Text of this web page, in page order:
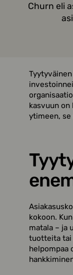
Churn eli
kasvuun
ytimeen, se
kokoon.
matala – ja
tuotteita tai
helpompaa